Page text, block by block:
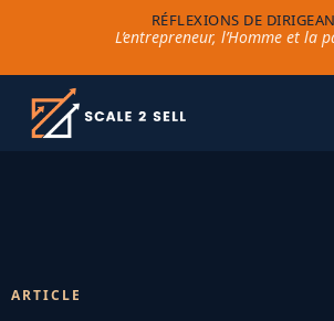
RÉFLEXIONS DE
L’entrepreneur, l’Homme et la
ARTICLE